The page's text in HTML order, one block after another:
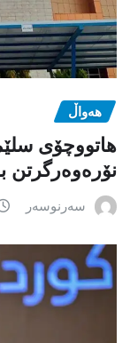
هەواڵ
هاتووچۆی
نۆرەوەرگرتن
سەرنوسەر